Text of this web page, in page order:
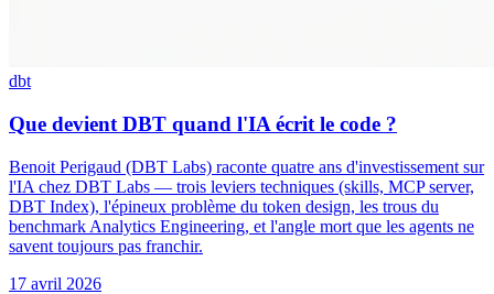
dbt
Que devient DBT quand l'IA écrit le code ?
Benoit Perigaud (DBT Labs) raconte quatre ans d'investissement sur
l'IA chez DBT Labs — trois leviers techniques (skills, MCP server,
DBT Index), l'épineux problème du token design, les trous du
benchmark Analytics Engineering, et l'angle mort que les agents ne
savent toujours pas franchir.
17 avril 2026